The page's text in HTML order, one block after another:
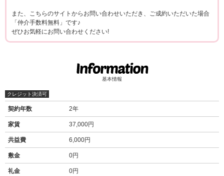
また、こちらのサイトからお問い合わせいただき、ご成約いただいた場合
「仲介手数料無料」です♪
ぜひお気軽にお問い合わせください!
基本情報
クレジット決済可
契約年数 2年
家賃 37,000円
共益費 6,000円
敷金 0円
礼金 0円